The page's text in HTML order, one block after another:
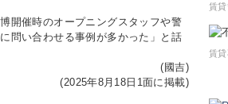
開催時のオープニングスタッフや警
問い合わせる事例が多かった」と話
(國吉)
(2025年8月18日1面に掲載)
賃
賃